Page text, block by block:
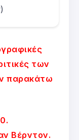
των
παρακάτω
Βέρντον.